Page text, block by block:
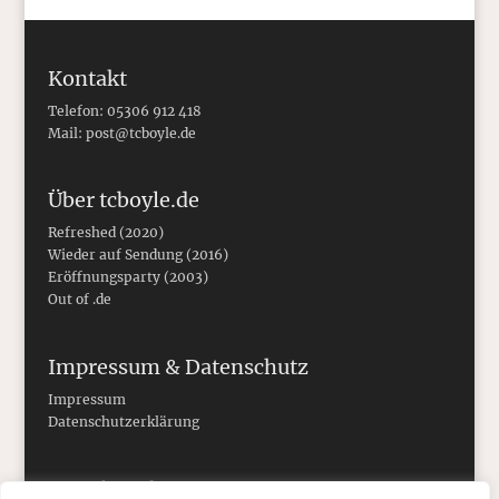
Kontakt
Telefon: 05306 912 418
Mail: post@tcboyle.de
Über tcboyle.de
Refreshed (2020)
Wieder auf Sendung (2016)
Eröffnungsparty (2003)
Out of .de
Impressum & Datenschutz
Impressum
Datenschutzerklärung
Social Media